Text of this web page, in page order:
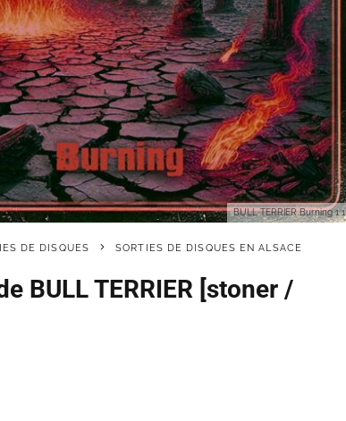
BULL TERRIER Burning 1 1
DE DISQUES SORTIES DE DISQUES EN ALSACE
BULL TERRIER [stoner /